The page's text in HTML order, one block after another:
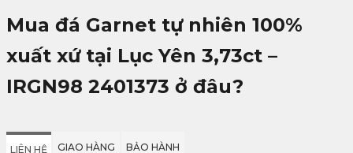
Mua đá Garnet tự nhiên 100%
xuất xứ tại Lục Yên 3,73ct –
IRGN98 2401373 ở đâu?
LIÊN HỆ GIAO HÀNG BẢO HÀNH